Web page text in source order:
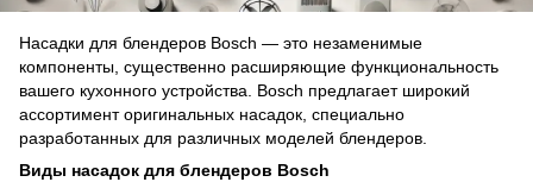
Насадки для блендеров Bosch — это незаменимые
компоненты, существенно расширяющие функциональность
вашего кухонного устройства. Bosch предлагает широкий
ассортимент оригинальных насадок, специально
разработанных для различных моделей блендеров.
Виды насадок для блендеров Bosch